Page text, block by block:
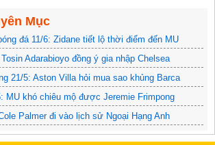
Mục
đá 11/6: Zidane tiết lộ thời điểm đến MU
Adarabioyo đồng ý gia nhập Chelsea
21/5: Aston Villa hỏi mua sao khủng Barca
MU khó chiêu mộ được Jeremie Frimpong
Palmer đi vào lịch sử Ngoại Hạng Anh